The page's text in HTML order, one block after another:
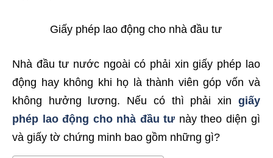
Giấy phép lao động cho nhà đầu tư
Nhà đầu tư nước ngoài có phải xin giấy phép lao
động hay không khi họ là thành viên góp vốn và
không hưởng lương. Nếu có thì phải xin giấy
phép lao động cho nhà đầu tư này theo diện gì
và giấy tờ chứng minh bao gồm những gì?